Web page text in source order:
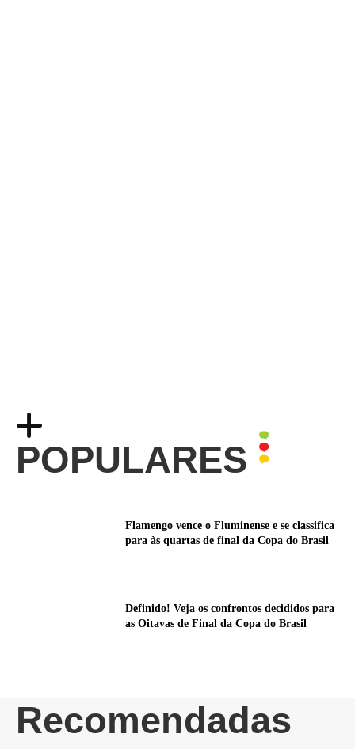
POPULARES
Flamengo vence o Fluminense e se classifica
para às quartas de final da Copa do Brasil
Definido! Veja os confrontos decididos para
as Oitavas de Final da Copa do Brasil
Recomendadas